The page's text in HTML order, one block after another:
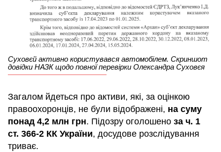
Суховєй активно користувався автомобілем. Скриншот
довідки НАЗК щодо повної перевірки Олександра Суховєя
Загалом йдеться про активи, які, за оцінкою
правоохоронців, не були відображені, на суму
понад 4,2 млн грн. Підозру оголошено за ч. 1
ст. 366-2 КК України, досудове розслідування
триває.